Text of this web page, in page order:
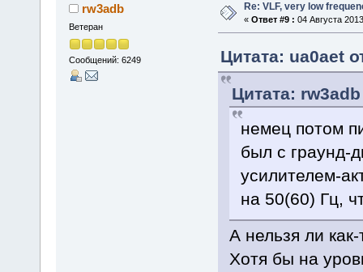
rw3adb
Ветеран
Сообщений: 6249
Re: VLF, very low
« Ответ #9 : 04 Августа
Цитата: ua0aet
Цитата:
немец потом
был с граунд-
усилителем-
на 50(60) Гц,
А нельзя ли
Хотя бы на